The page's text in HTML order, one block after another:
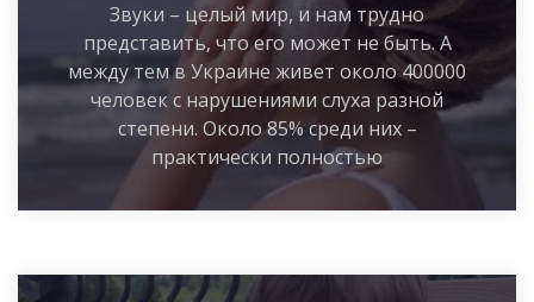
Звуки – целый мир, и нам трудно
представить, что его может не быть. А
между тем в Украине живет около 400000
человек с нарушениями слуха разной
степени. Около 85% среди них –
практически полностью